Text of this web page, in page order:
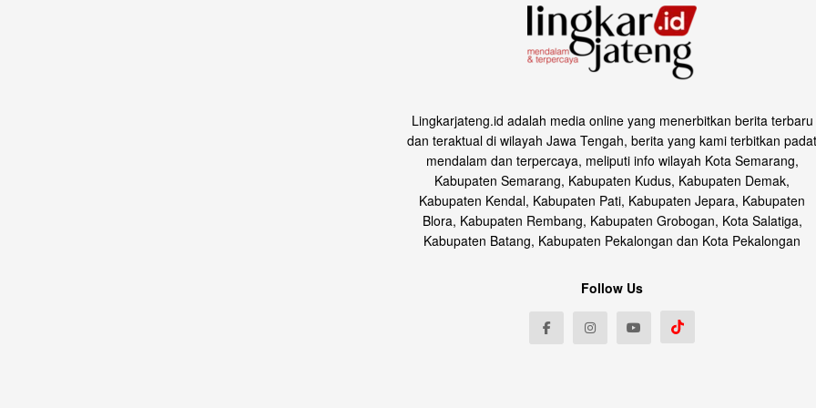
Lingkarjateng.id adalah media online yang menerbitkan berita terbaru
dan teraktual di wilayah Jawa Tengah, berita yang kami terbitkan padat
mendalam dan terpercaya, meliputi info wilayah Kota Semarang,
Kabupaten Semarang, Kabupaten Kudus, Kabupaten Demak,
Kabupaten Kendal, Kabupaten Pati, Kabupaten Jepara, Kabupaten
Blora, Kabupaten Rembang, Kabupaten Grobogan, Kota Salatiga,
Kabupaten Batang, Kabupaten Pekalongan dan Kota Pekalongan
Follow Us